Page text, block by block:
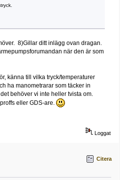
8)Gillar ditt inlägg ovan dragan.
när den är som
känna till vilka tryck/temperaturer
ha manometrarar som täcker in
behöver vi inte heller tvista om.
eller GDS-are.
Loggat
Citera